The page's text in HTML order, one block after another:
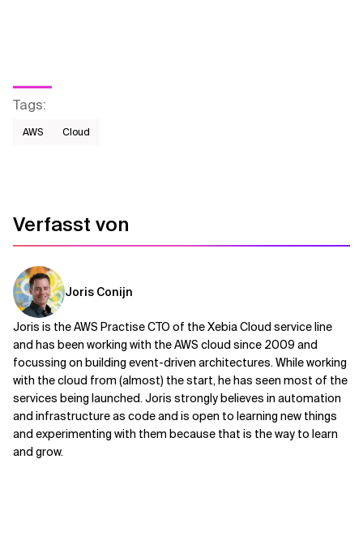
Tags:
AWS​ Cloud
Verfasst von
Joris Conijn
Joris is the AWS Practise CTO of the Xebia Cloud service line
and has been working with the AWS cloud since 2009 and
focussing on building event-driven architectures. While working
with the cloud from (almost) the start, he has seen most of the
services being launched. Joris strongly believes in automation
and infrastructure as code and is open to learning new things
and experimenting with them because that is the way to learn
and grow.